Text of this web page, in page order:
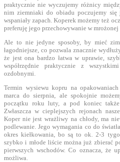
praktycznie nie wyczujemy różnicy
nim ziemniaki do obiadu poczujemy
wspaniały zapach. Koperek możemy też
preferuję jego przechowywanie w mrożonej
Ale to nie jedyne sposoby, by mieć
łagodniejsze, co pozwala znacznie
że jest ona bardzo łatwa w uprawie,
współrzędnie praktycznie z
ozdobnymi.
Termin wysiewu kopru na
marca do sierpnia, ale spokojnie
początku roku luty, a pod koniec
Zwłaszcza w cieplejszych rejonach
Koper nie jest wrażliwy na chłody, ma
podlewanie. Jego wymagania co do
okres kiełkowania, bo są to ok. 2-3
szybko i młode liście można już zbierać
pierwszych wschodów. Co oznacza, że
możliwa.